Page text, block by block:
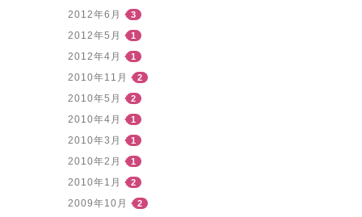
2012年6月 3
2012年5月 1
2012年4月 1
2010年11月 2
2010年5月 2
2010年4月 1
2010年3月 1
2010年2月 1
2010年1月 2
2009年10月 2